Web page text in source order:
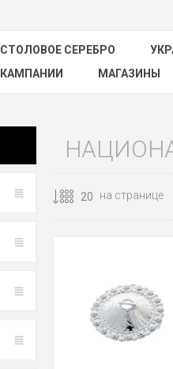
СТОЛОВОЕ СЕРЕБРО
КАМПАНИИ
МАГАЗИНЫ
на странице